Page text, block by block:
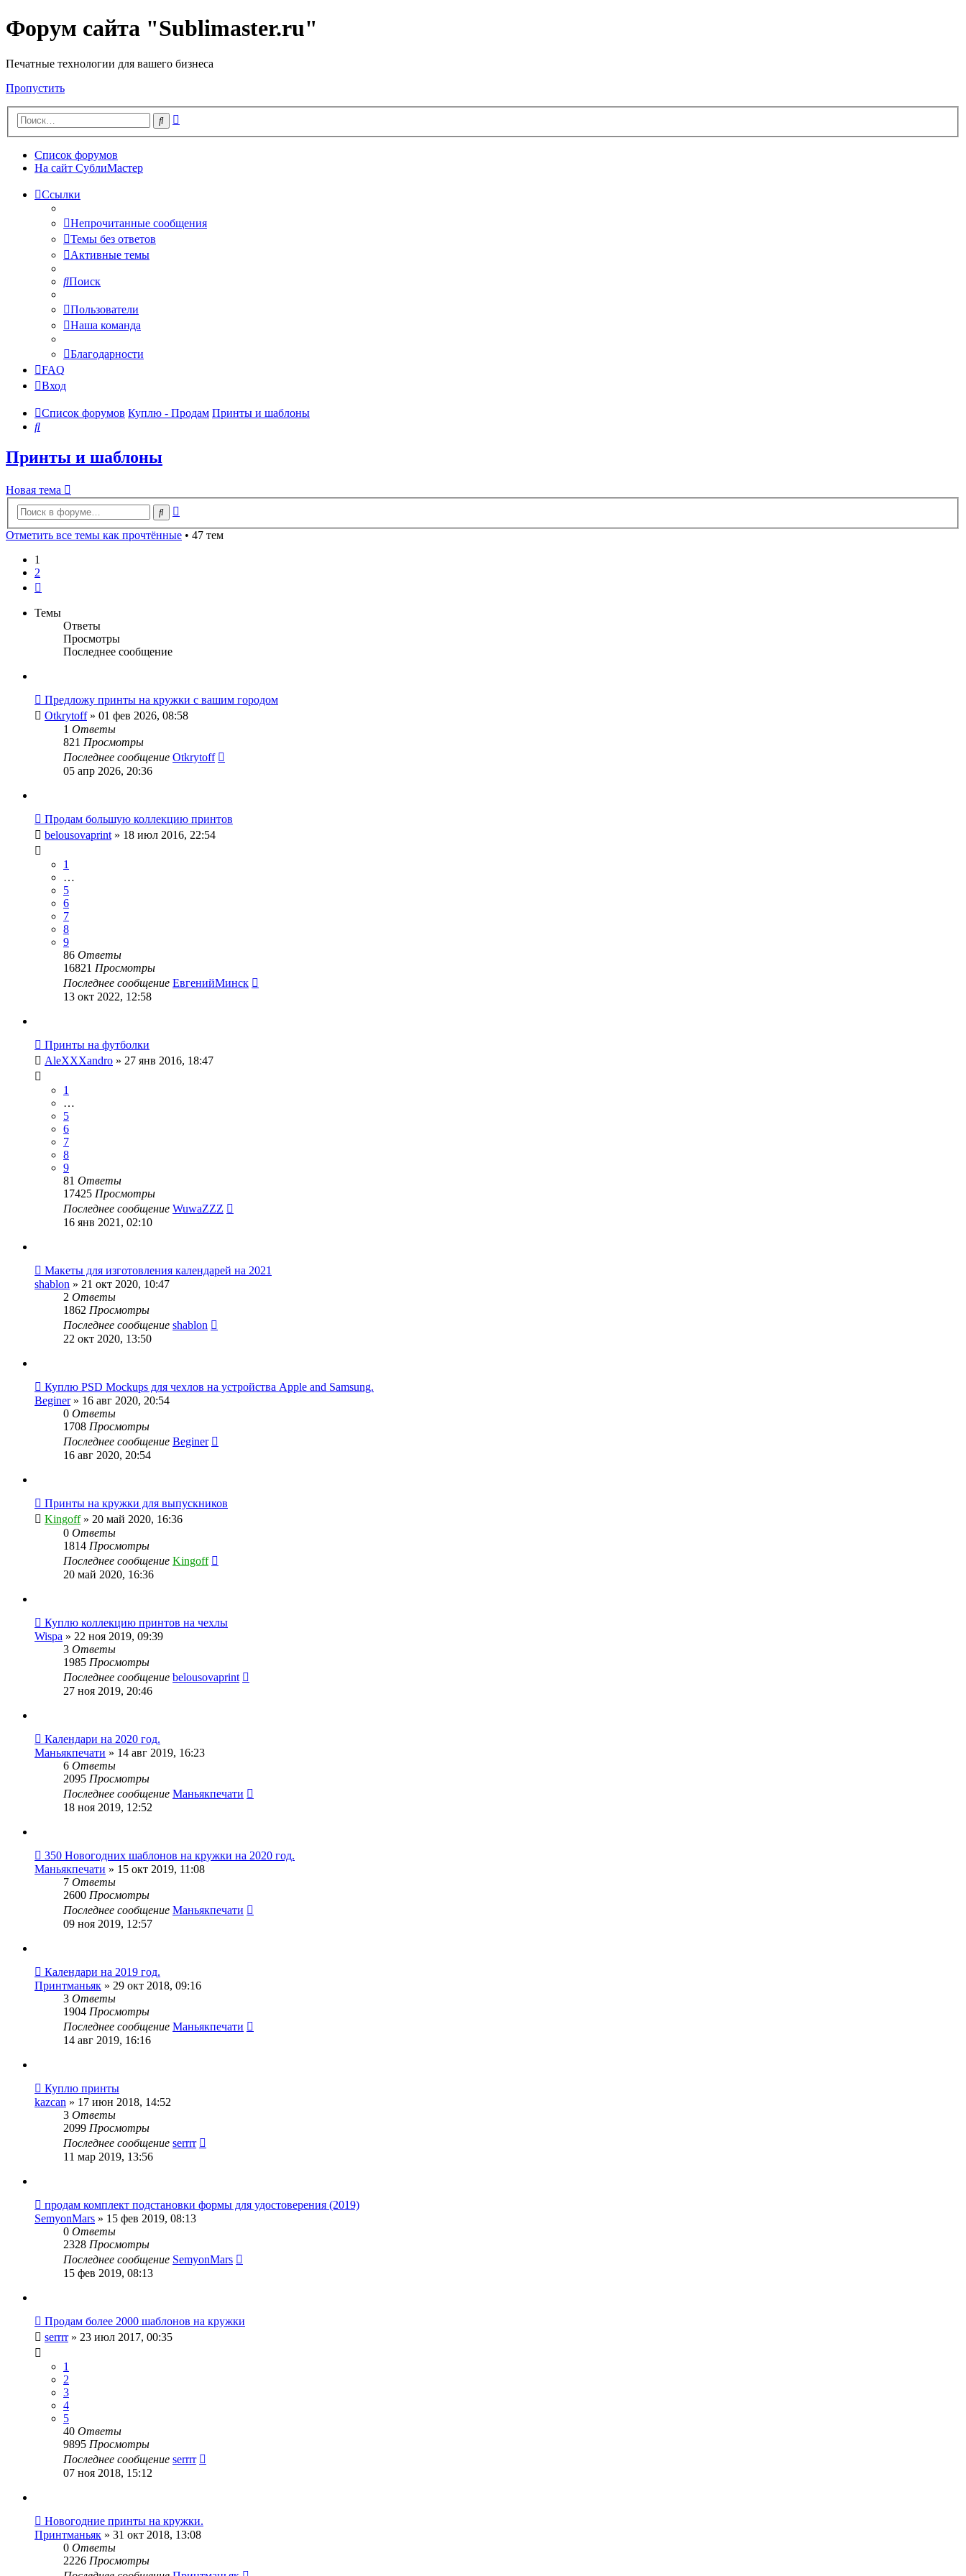
Форум сайта "Sublimaster.ru"
Печатные технологии для вашего бизнеса
Пропустить
Поиск
Список форумов
На сайт СублиМастер
Ссылки
Непрочитанные сообщения
Темы без ответов
Активные темы
Поиск
Пользователи
Наша команда
Благодарности
FAQ
Вход
Список форумов Куплю - Продам Принты и шаблоны
Поиск
Принты и шаблоны
Новая тема
Поиск
Отметить все темы как прочтённые • 47 тем
1
2
Темы
Ответы
Просмотры
Последнее сообщение
Предложу принты на кружки с вашим городом
Otkrytoff» 01 фев 2026, 08:58
1 Ответы
821 Просмотры
Последнее сообщение Otkrytoff
05 апр 2026, 20:36
Продам большую коллекцию принтов
belousovaprint » 18 июл 2016, 22:54
1
…
5
6
7
8
9
86 Ответы
16821 Просмотры
Последнее сообщение ЕвгенийМинск
13 окт 2022, 12:58
Принты на футболки
AleXXXandro » 27 янв 2016, 18:47
1
…
5
6
7
8
9
81 Ответы
17425 Просмотры
Последнее сообщение WuwaZZZ
16 янв 2021, 02:10
Макеты для изготовления календарей на 2021
shablon » 21 окт 2020, 10:47
2 Ответы
1862 Просмотры
Последнее сообщение shablon
22 окт 2020, 13:50
Куплю PSD Mockups для чехлов на устройства Apple and Samsung.
Beginer» 16 авг 2020, 20:54
0 Ответы
1708 Просмотры
Последнее сообщение Beginer
16 авг 2020, 20:54
Принты на кружки для выпускников
Kingoff» 20 май 2020, 16:36
0 Ответы
1814 Просмотры
Последнее сообщение Kingoff
20 май 2020, 16:36
Куплю коллекцию принтов на чехлы
Wispa » 22 ноя 2019, 09:39
3 Ответы
1985 Просмотры
Последнее сообщение belousovaprint
27 ноя 2019, 20:46
Календари на 2020 год.
Маньякпечати » 14 авг 2019, 16:23
6 Ответы
2095 Просмотры
Последнее сообщение Маньякпечати
18 ноя 2019, 12:52
350 Новогодних шаблонов на кружки на 2020 год.
Маньякпечати » 15 окт 2019, 11:08
7 Ответы
2600 Просмотры
Последнее сообщение Маньякпечати
09 ноя 2019, 12:57
Календари на 2019 год.
Принтманьяк » 29 окт 2018, 09:16
3 Ответы
1904 Просмотры
Последнее сообщение Маньякпечати
14 авг 2019, 16:16
Куплю принты
kazcan » 17 июн 2018, 14:52
3 Ответы
2099 Просмотры
Последнее сообщение serrrr
11 мар 2019, 13:56
продам комплект подстановки формы для удостоверения (2019)
SemyonMars » 15 фев 2019, 08:13
0 Ответы
2328 Просмотры
Последнее сообщение SemyonMars
15 фев 2019, 08:13
Продам более 2000 шаблонов на кружки
serrrr» 23 июл 2017, 00:35
1
2
3
4
5
40 Ответы
9895 Просмотры
Последнее сообщение serrrr
07 ноя 2018, 15:12
Новогодние принты на кружки.
Принтманьяк » 31 окт 2018, 13:08
0 Ответы
2226 Просмотры